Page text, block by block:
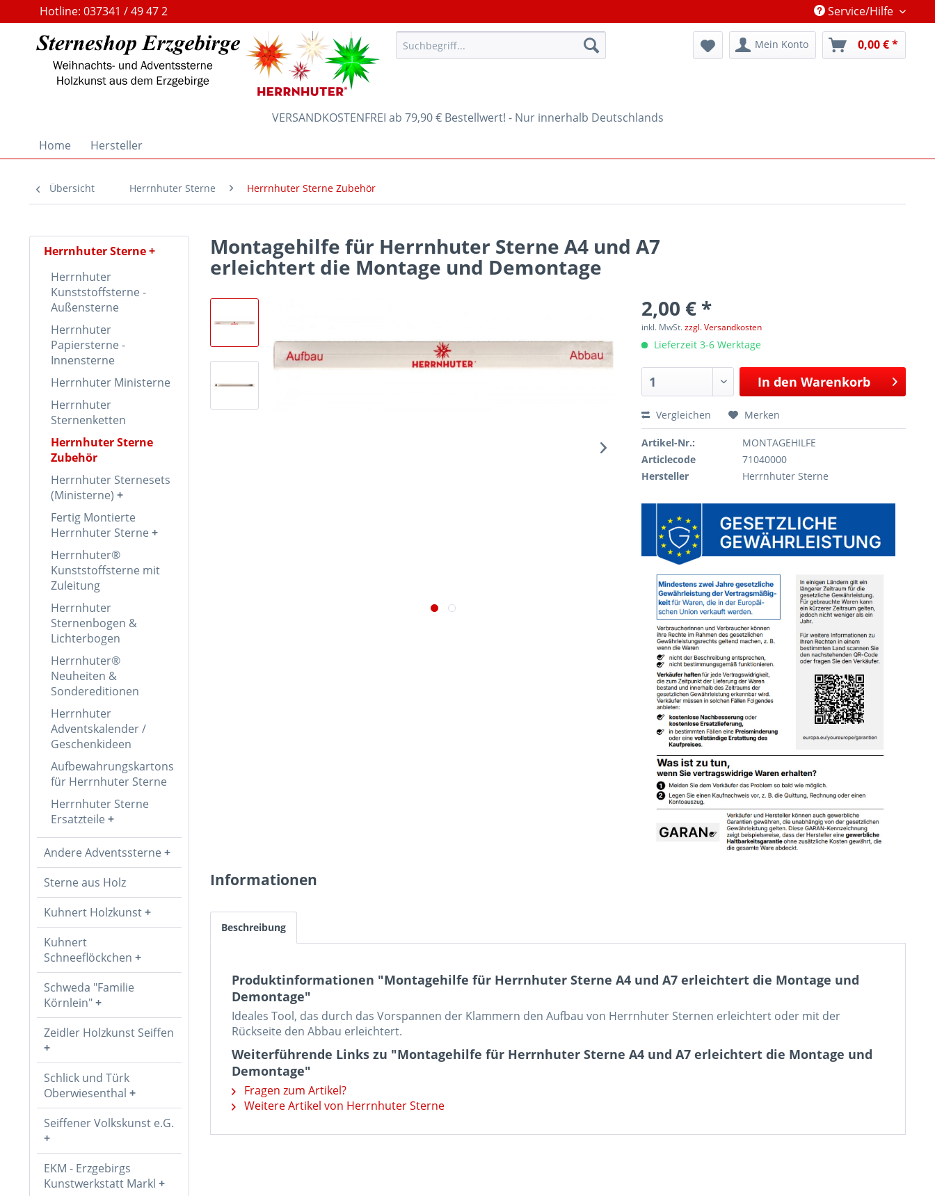
Hotline: 037341 / 49 47 2 Service/Hilfe
Mein Konto 0,00 € *
VERSANDKOSTENFREI ab 79,90 € Bestellwert! - Nur innerhalb Deutschlands
Home
Hersteller
Übersicht Herrnhuter Sterne Herrnhuter Sterne Zubehör
Herrnhuter Sterne
Herrnhuter
Kunststoffsterne -
Außensterne
Herrnhuter
Papiersterne -
Innensterne
Herrnhuter Ministerne
Herrnhuter
Sternenketten
Herrnhuter Sterne
Zubehör
Herrnhuter Sternesets
(Ministerne)
Fertig Montierte
Herrnhuter Sterne
Herrnhuter®
Kunststoffsterne mit
Zuleitung
Herrnhuter
Sternenbogen &
Lichterbogen
Herrnhuter®
Neuheiten &
Sondereditionen
Herrnhuter
Adventskalender /
Geschenkideen
Aufbewahrungskartons
für Herrnhuter Sterne
Herrnhuter Sterne
Ersatzteile
Andere Adventssterne
Sterne aus Holz
Kuhnert Holzkunst
Kuhnert
Schneeflöckchen
Schweda "Familie
Körnlein"
Zeidler Holzkunst Seiffen
Schlick und Türk
Oberwiesenthal
Seiffener Volkskunst e.G.
EKM - Erzgebirgs
Kunstwerkstatt Markl
Montagehilfe für Herrnhuter Sterne A4 und A7
erleichtert die Montage und Demontage
2,00 € *
inkl. MwSt.zzgl. Versandkosten
Lieferzeit 3-6 Werktage
In den Warenkorb
Vergleichen Merken
Artikel-Nr.:
MONTAGEHILFE
Articlecode
71040000
Hersteller
Herrnhuter Sterne
Informationen
Beschreibung
Produktinformationen "Montagehilfe für Herrnhuter Sterne A4 und A7 erleichtert die Montage und
Demontage"
Ideales Tool, das durch das Vorspannen der Klammern den Aufbau von Herrnhuter Sternen erleichtert oder mit der
Rückseite den Abbau erleichtert.
Weiterführende Links zu "Montagehilfe für Herrnhuter Sterne A4 und A7 erleichtert die Montage und
Demontage"
Fragen zum Artikel?
Weitere Artikel von Herrnhuter Sterne